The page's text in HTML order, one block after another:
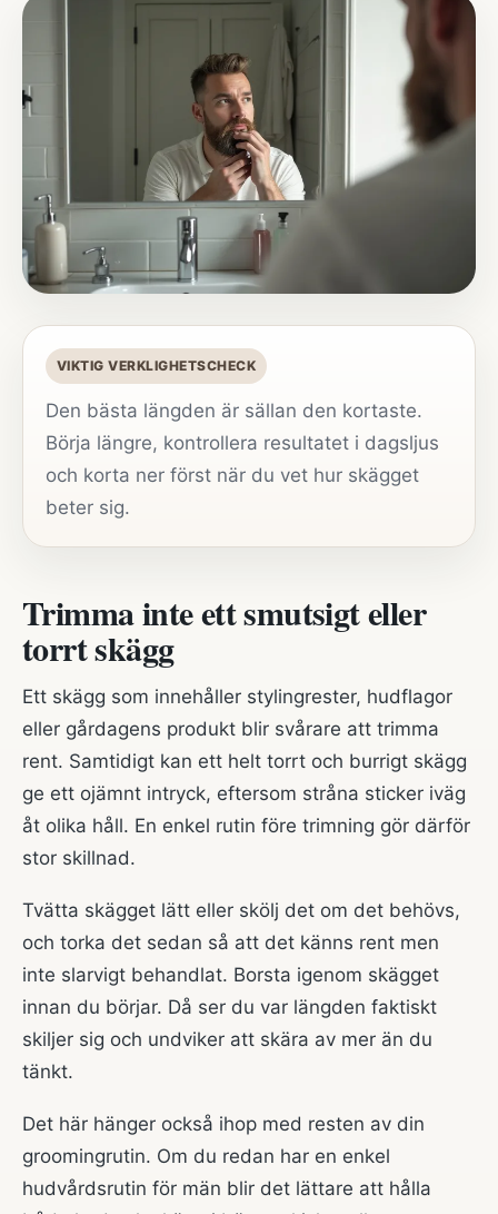
VIKTIG VERKLIGHETSCHECK
Den bästa längden är sällan den kortaste.
Börja längre, kontrollera resultatet i dagsljus
och korta ner först när du vet hur skägget
beter sig.
Trimma inte ett smutsigt eller
torrt skägg
Ett skägg som innehåller stylingrester, hudflagor
eller gårdagens produkt blir svårare att trimma
rent. Samtidigt kan ett helt torrt och burrigt skägg
ge ett ojämnt intryck, eftersom stråna sticker iväg
åt olika håll. En enkel rutin före trimning gör därför
stor skillnad.
Tvätta skägget lätt eller skölj det om det behövs,
och torka det sedan så att det känns rent men
inte slarvigt behandlat. Borsta igenom skägget
innan du börjar. Då ser du var längden faktiskt
skiljer sig och undviker att skära av mer än du
tänkt.
Det här hänger också ihop med resten av din
groomingrutin. Om du redan har en enkel
hudvårdsrutin för män blir det lättare att hålla